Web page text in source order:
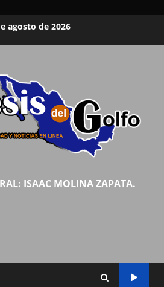
agosto de 2026
ISAAC MOLINA ZAPATA.